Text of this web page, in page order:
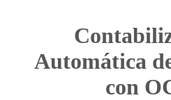
Automática
con